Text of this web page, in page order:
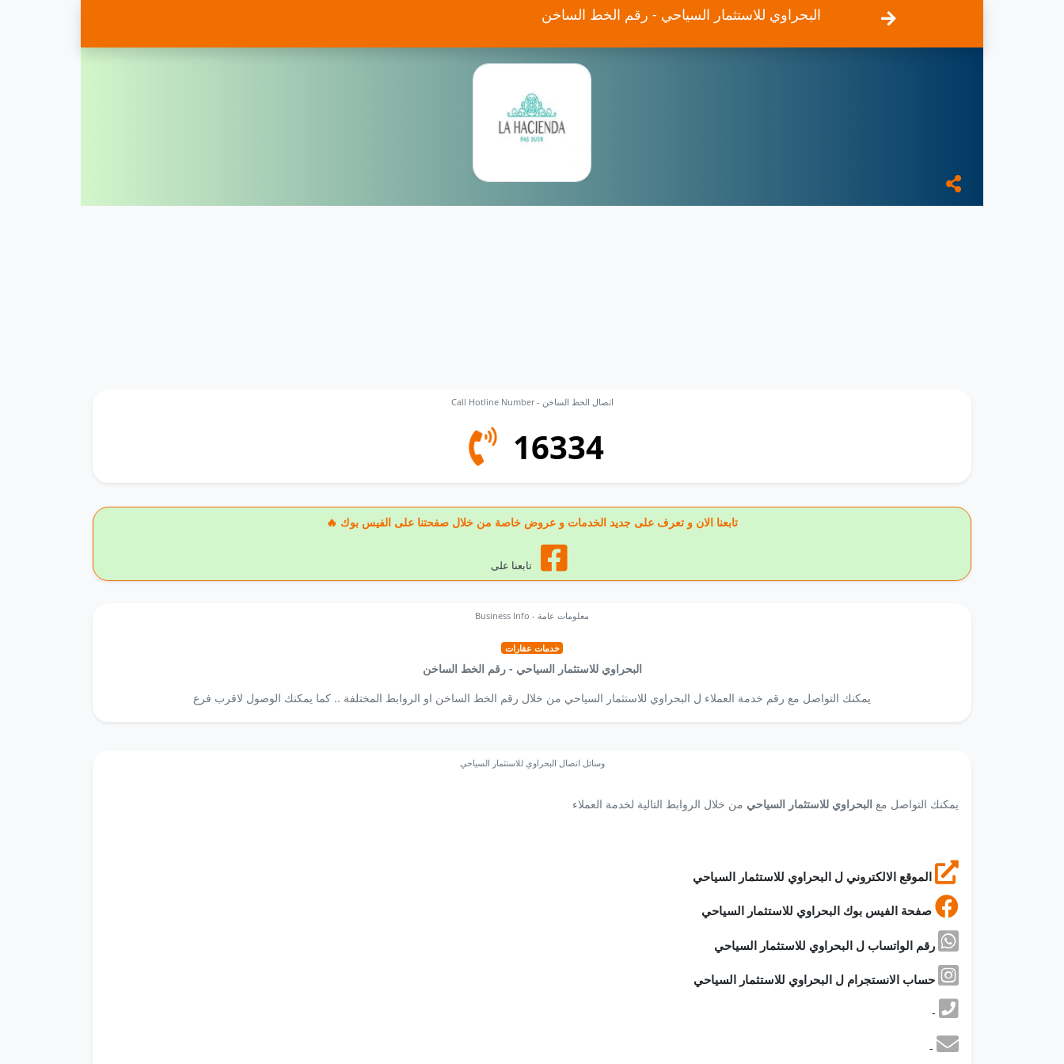
البحراوي للاستثمار السياحي - رقم الخط الساخن
Call Hotline Number - اتصال الخط الساخن
16334
🔥 تابعنا الان و تعرف على جديد الخدمات و عروض خاصة من خلال صفحتنا على الفيس بوك
تابعنا على
Business Info - معلومات عامة
خدمات عقارات
البحراوي للاستثمار السياحي - رقم الخط الساخن
يمكنك التواصل مع رقم خدمة العملاء ل البحراوي للاستثمار السياحي من خلال رقم الخط الساخن او الروابط المختلفة .. كما يمكنك الوصول لاقرب فرع
وسائل اتصال البحراوي للاستثمار السياحي
يمكنك التواصل مع البحراوي للاستثمار السياحي من خلال الروابط التالية لخدمة العملاء
-
-